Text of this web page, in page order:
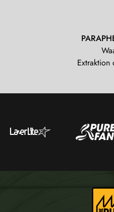
Extraktion